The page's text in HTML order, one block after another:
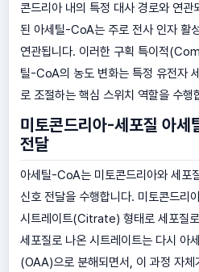
콘드리아 내의 특정 대사 경로와 연관
된 아세틸-CoA는 주로 전사 인자 활
연관됩니다. 이러한 구획 특이적
틸-CoA의 농도 변화는 특정 유전자
로 조절하는 핵심 스위치 역할을 수행
미토콘드리아-세포질 아
전달
아세틸-CoA는 미토콘드리아와 세포
신호 전달을 수행합니다. 미토콘드리
시트레이트(Citrate) 형태로 세포질
세포질로 나온 시트레이트는 다시 아
(OAA)으로 분해되면서, 이 과정 자